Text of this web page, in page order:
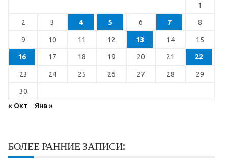
1
2 3 4 5 6 7 8
9 10 11 12 13 14 15
16 17 18 19 20 21 22
23 24 25 26 27 28 29
30
« Окт
Янв »
БОЛЕЕ РАННИЕ ЗАПИСИ: